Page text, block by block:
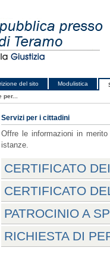
del sito Modulistica
per...
Servizi per i cittadini
Offre le informazioni in
istanze.
CERTIFICATO
CERTIFICATO
PATROCINIO A
RICHIESTA DI